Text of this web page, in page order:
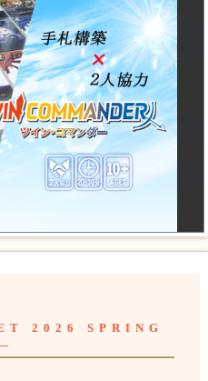
2026 SPRING